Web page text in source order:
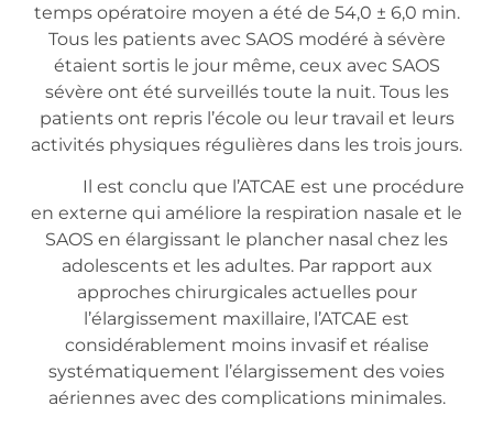
temps opératoire moyen a été de 54,0 ± 6,0 min.
Tous les patients avec SAOS modéré à sévère
étaient sortis le jour même, ceux avec SAOS
sévère ont été surveillés toute la nuit. Tous les
patients ont repris l’école ou leur travail et leurs
activités physiques régulières dans les trois jours.
Il est conclu que l’ATCAE est une procédure
en externe qui améliore la respiration nasale et le
SAOS en élargissant le plancher nasal chez les
adolescents et les adultes. Par rapport aux
approches chirurgicales actuelles pour
l’élargissement maxillaire, l’ATCAE est
considérablement moins invasif et réalise
systématiquement l’élargissement des voies
aériennes avec des complications minimales.